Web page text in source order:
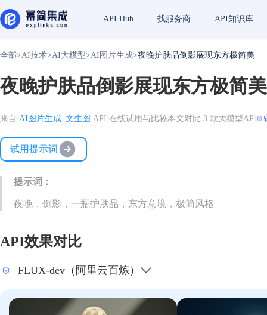
API Hub 找服务商 API知识库
全部>AI技术>AI大模型>AI图片生成>夜晚护肤品倒影展现东方极简美
夜晚护肤品倒影展现东方极简美
来自 AI图片生成_文生图 API 在线试用与比较本文对比 3 款大模型API
试用提示词
提示词：
夜晚，倒影，一瓶护肤品，东方意境，极简风格
API效果对比
FLUX-dev（阿里云百炼）